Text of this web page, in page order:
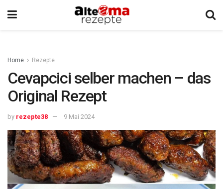
Home Rezepte
Cevapcici selber machen – das
Original Rezept
by rezepte38 9 Mai 2024